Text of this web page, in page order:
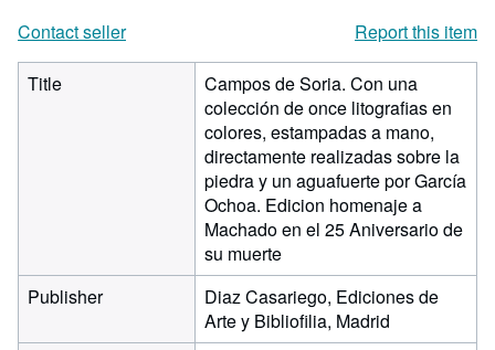
Contact seller
Report this item
Title
Campos de Soria. Con una
colección de once litografias en
colores, estampadas a mano,
directamente realizadas sobre la
piedra y un aguafuerte por García
Ochoa. Edicion homenaje a
Machado en el 25 Aniversario de
su muerte
Publisher
Diaz Casariego, Ediciones de
Arte y Bibliofilia, Madrid